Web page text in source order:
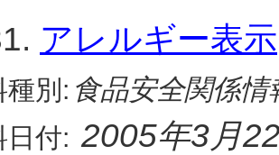
アレルギー表示
種別: 食品安全関係情
日付: 2005年3月